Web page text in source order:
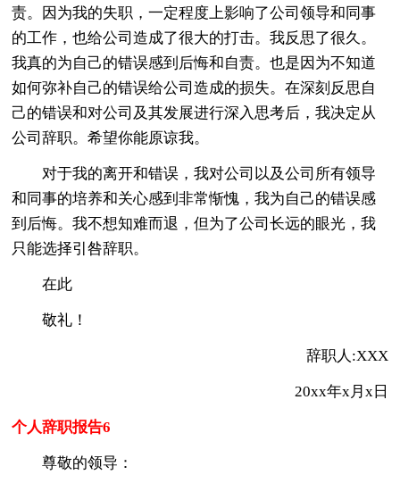
责。因为我的失职，一定程度上影响了公司领导和同事
的工作，也给公司造成了很大的打击。我反思了很久。
我真的为自己的错误感到后悔和自责。也是因为不知道
如何弥补自己的错误给公司造成的损失。在深刻反思自
己的错误和对公司及其发展进行深入思考后，我决定从
公司辞职。希望你能原谅我。
对于我的离开和错误，我对公司以及公司所有领导
和同事的培养和关心感到非常惭愧，我为自己的错误感
到后悔。我不想知难而退，但为了公司长远的眼光，我
只能选择引咎辞职。
在此
敬礼！
辞职人:XXX
20xx年x月x日
个人辞职报告6
尊敬的领导：